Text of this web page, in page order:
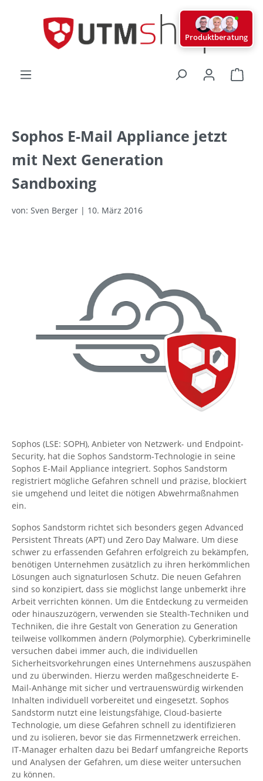
Sophos E-Mail Appliance jetzt
mit Next Generation
Sandboxing
von: Sven Berger | 10. März 2016
Sophos (LSE: SOPH), Anbieter von Netzwerk- und Endpoint-
Security, hat die Sophos Sandstorm-Technologie in seine
Sophos E-Mail Appliance integriert. Sophos Sandstorm
registriert mögliche Gefahren schnell und präzise, blockiert
sie umgehend und leitet die nötigen Abwehrmaßnahmen
ein.
Sophos Sandstorm richtet sich besonders gegen Advanced
Persistent Threats (APT) und Zero Day Malware. Um diese
schwer zu erfassenden Gefahren erfolgreich zu bekämpfen,
benötigen Unternehmen zusätzlich zu ihren herkömmlichen
Lösungen auch signaturlosen Schutz. Die neuen Gefahren
sind so konzipiert, dass sie möglichst lange unbemerkt ihre
Arbeit verrichten können. Um die Entdeckung zu vermeiden
oder hinauszuzögern, verwenden sie Stealth-Techniken und
Techniken, die ihre Gestalt von Generation zu Generation
teilweise vollkommen ändern (Polymorphie). Cyberkriminelle
versuchen dabei immer auch, die individuellen
Sicherheitsvorkehrungen eines Unternehmens auszuspähen
und zu überwinden. Hierzu werden maßgeschneiderte E-
Mail-Anhänge mit sicher und vertrauenswürdig wirkenden
Inhalten individuell vorbereitet und eingesetzt. Sophos
Sandstorm nutzt eine leistungsfähige, Cloud-basierte
Technologie, um diese Gefahren schnell zu identifizieren
und zu isolieren, bevor sie das Firmennetzwerk erreichen.
IT-Manager erhalten dazu bei Bedarf umfangreiche Reports
und Analysen der Gefahren, um diese weiter untersuchen
zu können.
Produktberatung